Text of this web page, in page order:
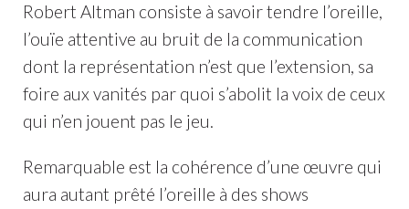
Robert Altman consiste à savoir tendre l’oreille,
l’ouïe attentive au bruit de la communication
dont la représentation n’est que l’extension, sa
foire aux vanités par quoi s’abolit la voix de ceux
qui n’en jouent pas le jeu.
Remarquable est la cohérence d’une œuvre qui
aura autant prêté l’oreille à des shows